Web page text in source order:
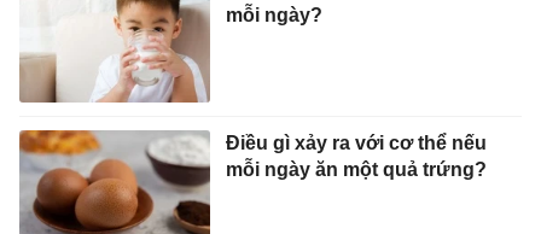
mỗi ngày?
Điều gì xảy ra với cơ thể nếu
mỗi ngày ăn một quả trứng?